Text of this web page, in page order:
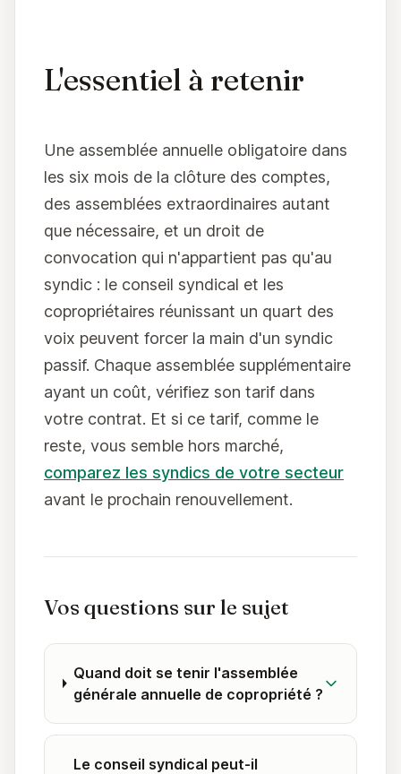
L'essentiel à retenir
Une assemblée annuelle obligatoire dans
les six mois de la clôture des comptes,
des assemblées extraordinaires autant
que nécessaire, et un droit de
convocation qui n'appartient pas qu'au
syndic : le conseil syndical et les
copropriétaires réunissant un quart des
voix peuvent forcer la main d'un syndic
passif. Chaque assemblée supplémentaire
ayant un coût, vérifiez son tarif dans
votre contrat. Et si ce tarif, comme le
reste, vous semble hors marché,
comparez les syndics de votre secteur
avant le prochain renouvellement.
Vos questions sur le sujet
Quand doit se tenir l'assemblée
générale annuelle de copropriété ?
Le conseil syndical peut-il